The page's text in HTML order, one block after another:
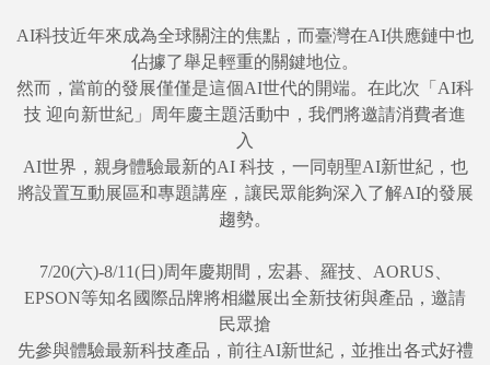
AI科技近年來成為全球關注的焦點，而臺灣在AI供應鏈中也
佔據了舉足輕重的關鍵地位。
然而，當前的發展僅僅是這個AI世代的開端。在此次「AI科
技 迎向新世紀」周年慶主題活動中，我們將邀請消費者進
入
AI世界，親身體驗最新的AI 科技，一同朝聖AI新世紀，也
將設置互動展區和專題講座，讓民眾能夠深入了解AI的發展
趨勢。
7/20(六)-8/11(日)周年慶期間，宏碁、羅技、AORUS、
EPSON等知名國際品牌將相繼展出全新技術與產品，邀請
民眾搶
先參與體驗最新科技產品，前往AI新世紀，並推出各式好禮